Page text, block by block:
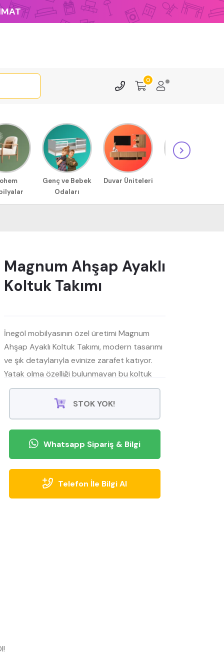
0
Genç ve Bebek
Odaları
Duvar Üniteleri
Magnum Ahşap Ayaklı
Koltuk Takımı
İnegöl mobilyasının özel üretimi Magnum
Ahşap Ayaklı Koltuk Takımı, modern tasarımı
ve şık detaylarıyla evinize zarafet katıyor.
Yatak olma özelliği bulunmayan bu koltuk
takımı, kaliteli ahşap ayakları ve estetik
görünümü ile dikkat çekiyor.
alanı yaratmak için Magnum'u tercih
STOK YOK!
Whatsapp Sipariş & Bilgi
Telefon İle Bilgi Al